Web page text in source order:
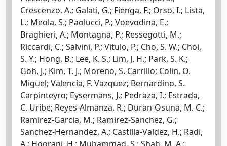
Crescenzo, A.; Galati, G.; Fienga, F.; Orso, I.; Lista,
L.; Meola, S.; Paolucci, P.; Voevodina, E.;
Braghieri, A.; Montagna, P.; Ressegotti, M.;
Riccardi, C.; Salvini, P.; Vitulo, P.; Cho, S. W.; Choi,
S. Y.; Hong, B.; Lee, K. S.; Lim, J. H.; Park, S. K.;
Goh, J.; Kim, T. J.; Moreno, S. Carrillo; Colin, O.
Miguel; Valencia, F. Vazquez; Bernardino, S.
Carpinteyro; Eysermans, J.; Pedraza, I.; Estrada,
C. Uribe; Reyes-Almanza, R.; Duran-Osuna, M. C.;
Ramirez-Garcia, M.; Ramirez-Sanchez, G.;
Sanchez-Hernandez, A.; Castilla-Valdez, H.; Radi,